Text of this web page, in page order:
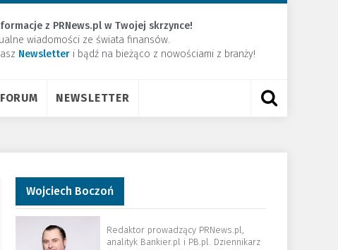
z PRNews.pl w Twojej skrzynce!
wiadomości ze świata finansów.
Newsletter ​i bądź na bieżąco z nowościami z branży!
FORUM NEWSLETTER
Wojciech Boczoń
Redaktor prowadzący PRNews.pl,
analityk Bankier.pl i PB.pl. Dziennikarz